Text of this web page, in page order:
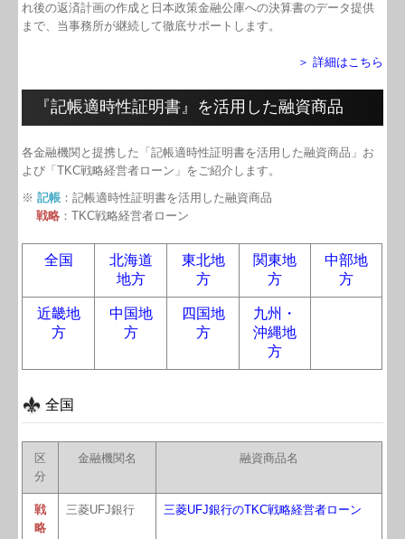
社会福祉法人会計Q&A
経営改善オンデマンド講座
個人情報保護方針
れ後の返済計画の作成と日本政策金融公庫への決算書のデータ提供
まで、当事務所が継続して徹底サポートします。
＞ 詳細はこちら
『記帳適時性証明書』を活用した融資商品
各金融機関と提携した「記帳適時性証明書を活用した融資商品」お
よび「TKC戦略経営者ローン」をご紹介します。
※記帳 ：記帳適時性証明書を活用した融資商品
戦略 ：TKC戦略経営者ローン
全国
北海道
地方
東北地
方
関東地
方
中部地
方
近畿地
方
中国地
方
四国地
方
九州・
沖縄地
方
全国
区
分
金融機関名 融資商品名
戦
略
三菱UFJ銀行 三菱UFJ銀行のTKC戦略経営者ローン